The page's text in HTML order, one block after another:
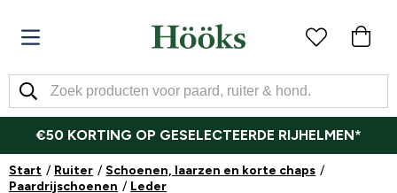
€50 KORTING OP GESELECTEERDE RIJHELMEN*
Start Ruiter
Schoenen, laarzen en korte chaps
Paardrijschoenen
Leder